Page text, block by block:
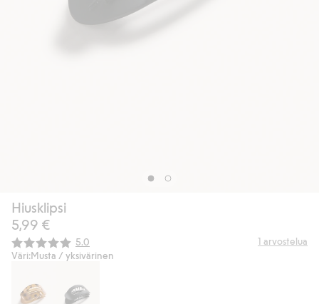
Hiusklipsi
5,99 €
Keskimääräinen luokitus:
5.0 1 arvostelua
Väri:Musta / yksivärinen